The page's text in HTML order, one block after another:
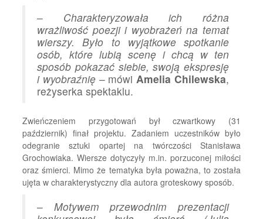
– Charakteryzowała ich różna
wrażliwość poezji i wyobrażeń na temat
wierszy. Było to wyjątkowe spotkanie
osób, które lubią scenę i chcą w ten
sposób pokazać siebie, swoją ekspresję
i wyobraźnię – mówi Amelia Chilewska,
reżyserka spektaklu.
Zwieńczeniem przygotowań był czwartkowy (31
październik) finał projektu. Zadaniem uczestników było
odegranie sztuki opartej na twórczości Stanisława
Grochowiaka. Wiersze dotyczyły m.in. porzuconej miłości
oraz śmierci. Mimo że tematyka była poważna, to została
ujęta w charakterystyczny dla autora groteskowy sposób.
– Motywem przewodnim prezentacji